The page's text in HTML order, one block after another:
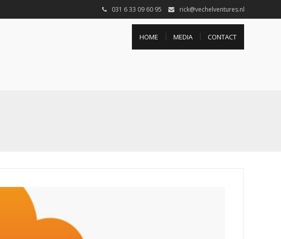
031 6 33 09 60 95 rick@vechelventures.nl
HOME MEDIA CONTACT